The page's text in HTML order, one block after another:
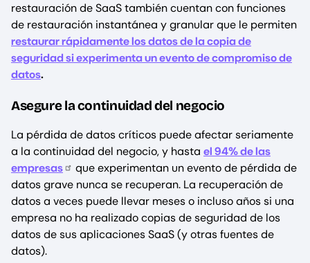
restauración de SaaS también cuentan con funciones
de restauración instantánea y granular que le permiten
restaurar rápidamente los datos de la copia de
seguridad si experimenta un evento de compromiso de
datos.
Asegure la continuidad del negocio
La pérdida de datos críticos puede afectar seriamente
a la continuidad del negocio, y hasta el 94% de las
empresas
que experimentan un evento de pérdida de
datos grave nunca se recuperan. La recuperación de
datos a veces puede llevar meses o incluso años si una
empresa no ha realizado copias de seguridad de los
datos de sus aplicaciones SaaS (y otras fuentes de
datos).